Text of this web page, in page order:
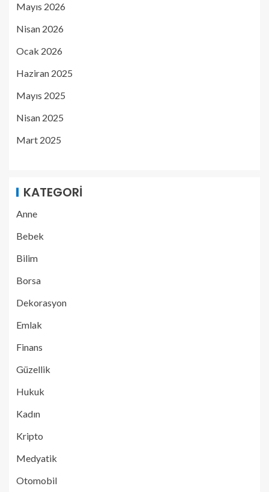
Mayıs 2026
Nisan 2026
Ocak 2026
Haziran 2025
Mayıs 2025
Nisan 2025
Mart 2025
KATEGORI
Anne
Bebek
Bilim
Borsa
Dekorasyon
Emlak
Finans
Güzellik
Hukuk
Kadın
Kripto
Medyatik
Otomobil